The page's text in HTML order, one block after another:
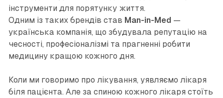
інструменти для порятунку життя.
Одним із таких брендів став Man-in-Med —
українська компанія, що збудувала репутацію на
чесності, професіоналізмі та прагненні робити
медицину кращою кожного дня.
Коли ми говоримо про лікування, уявляємо лікаря
біля пацієнта. Але за спиною кожного лікаря стоїть